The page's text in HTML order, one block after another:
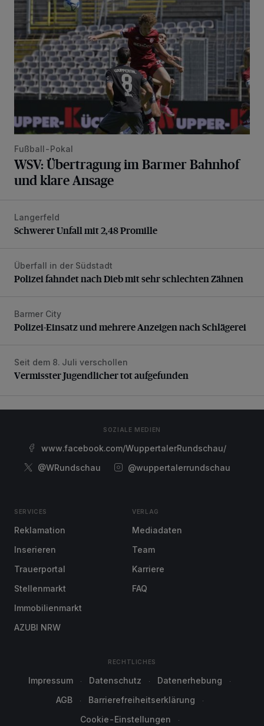
Fußball-Pokal
WSV: Übertragung im Barmer Bahnhof
und klare Ansage
Schwerer Unfall mit 2,48 Promille
Langerfeld
Schwerer Unfall mit 2,48 Promille
Polizei fahndet nach Dieb mit sehr schlechten Zähnen
Überfall in der Südstadt
Polizei fahndet nach Dieb mit sehr schlechten Zähnen
Polizei-Einsatz und mehrere Anzeigen nach Schlägerei
Barmer City
Polizei-Einsatz und mehrere Anzeigen nach Schlägerei
Vermisster Jugendlicher tot aufgefunden
Seit dem 8. Juli verschollen
Vermisster Jugendlicher tot aufgefunden
SOZIALE MEDIEN
www.facebook.com/WuppertalerRundschau/
@WRundschau
@wuppertalerrundschau
SERVICES
Reklamation
Inserieren
Trauerportal
Stellenmarkt
Immobilienmarkt
AZUBI NRW
VERLAG
Mediadaten
Team
Karriere
FAQ
RECHTLICHES
Impressum Datenschutz
Datenerhebung
AGB
Barrierefreiheitserklärung
Cookie-Einstellungen